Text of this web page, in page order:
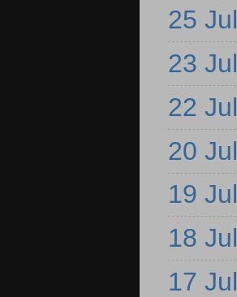
25 Jul
23 Jul
22 Jul
20 Jul
19 Jul
18 Jul
17 Jul